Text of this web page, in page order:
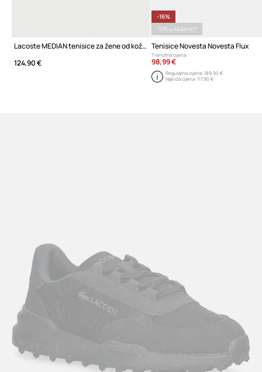
Lacoste MEDIAN tenisice za žene od kože
124,90 €
-16%
-5% u košarici*
Tenisice Novesta Novesta Flux
Trenutna cijena:
98,99 €
Regularna cijena: 189,90 €
Najniža cijena: 117,90 €